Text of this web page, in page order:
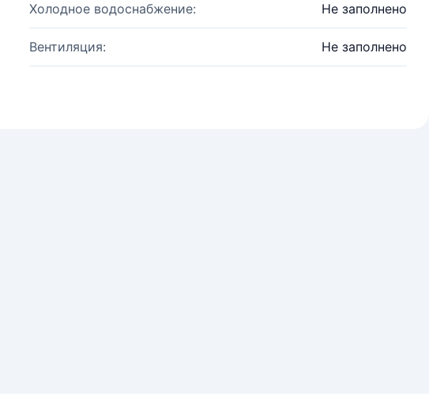
Холодное водоснабжение: Не заполнено
Вентиляция: Не заполнено